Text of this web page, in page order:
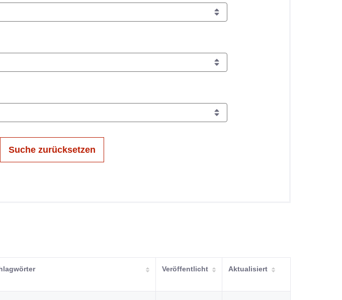
Suche zurücksetzen
Veröffentlicht Aktualisiert